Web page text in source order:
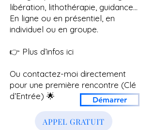
libération, lithothérapie, guidance…
En ligne ou en présentiel, en
individuel ou en groupe.
👉 Plus d’infos ici
Ou contactez-moi directement
pour une première rencontre (Clé
d’Entrée) 🌟
Démarrer
APPEL GRATUIT